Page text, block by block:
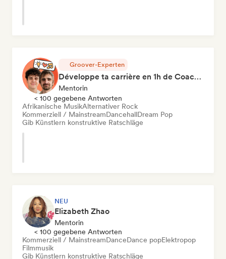
Groover-Experten
Développe ta carrière en 1h de Coaching
Mentorin
< 100 gegebene Antworten
Afrikanische MusikAlternativer Rock
Kommerziell / MainstreamDancehallDream Pop
Gib Künstlern konstruktive Ratschläge
NEU
Elizabeth Zhao
Mentorin
< 100 gegebene Antworten
Kommerziell / MainstreamDanceDance popElektropop
Filmmusik
Gib Künstlern konstruktive Ratschläge